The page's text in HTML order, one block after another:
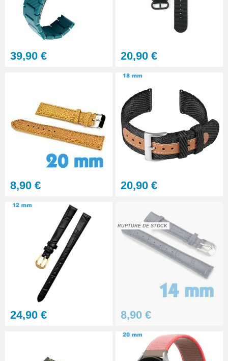
Kit Réparation Montre
Multifonction
23,90 €
39,90 € 20,90 €
8,90 € 20,90 €
24,90 €
RUPTURE DE STOCK
8,90 €